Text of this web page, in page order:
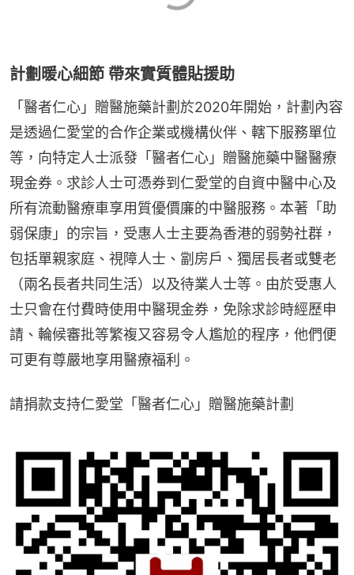
計劃暖心細節 帶來實質體貼援助
「醫者仁心」贈醫施藥計劃於2020年開始，計劃內容
是透過仁愛堂的合作企業或機構伙伴、轄下服務單位
等，向特定人士派發「醫者仁心」贈醫施藥中醫醫療
現金券。求診人士可憑券到仁愛堂的自資中醫中心及
所有流動醫療車享用質優價廉的中醫服務。本著「助
弱保康」的宗旨，受惠人士主要為香港的弱勢社群，
包括單親家庭、視障人士、劏房戶、獨居長者或雙老
（兩名長者共同生活）以及待業人士等。由於受惠人
士只會在付費時使用中醫現金券，免除求診時經歷申
請、輪候審批等繁複又容易令人尷尬的程序，他們便
可更有尊嚴地享用醫療福利。
請捐款支持仁愛堂「醫者仁心」贈醫施藥計劃